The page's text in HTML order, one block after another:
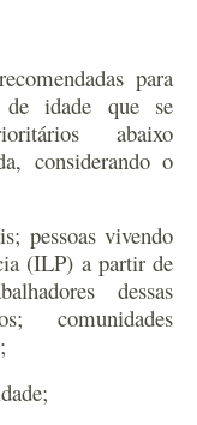
para
idade que se
abaixo
considerando o
pessoas vivendo
(ILP) a partir de
dessas
comunidades